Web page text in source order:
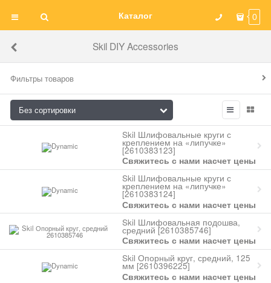
Каталог 0
Skil DIY Accessories
Фильтры товаров
Skil Шлифовальные круги с
креплением на «липучке»
[2610383123]
Свяжитесь с нами насчет цены
Skil Шлифовальные круги с
креплением на «липучке»
[2610383124]
Свяжитесь с нами насчет цены
Skil Шлифовальная подошва,
средний [2610385746]
Свяжитесь с нами насчет цены
Skil Опорный круг, средний, 125
мм [2610396225]
Свяжитесь с нами насчет цены